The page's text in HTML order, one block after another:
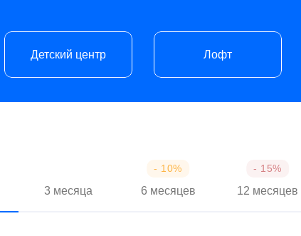
Детский центр Лофт
3 месяца 6 месяцев 12 месяцев